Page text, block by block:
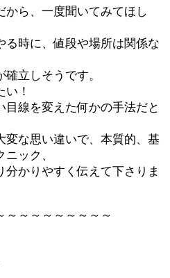
から、一度聞いてみてほし
る時に、値段や場所は関係な
確立しそうです。
い！
目線を変えた何かの手法だと
な思い違いで、本質的、基
ック、
かりやすく伝えて下さりま
～～～～～～～～～